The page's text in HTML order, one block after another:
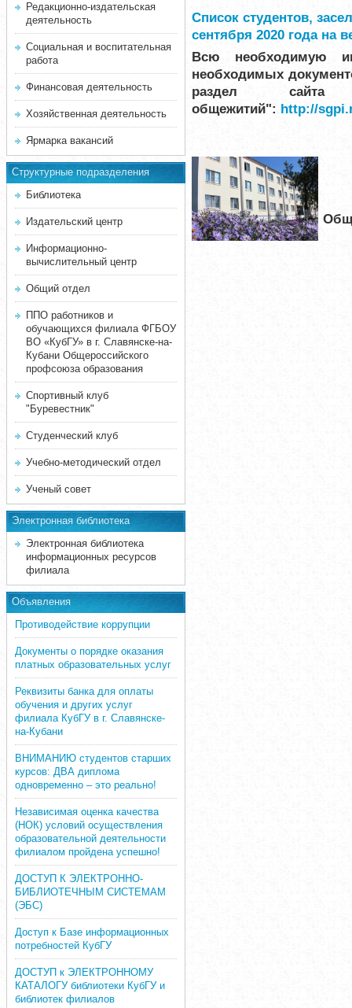
Редакционно-издательская
деятельность
Социальная и воспитательная
работа
Финансовая деятельность
Хозяйственная деятельность
Ярмарка вакансий
Структурные подразделения
Библиотека
Издательский центр
Информационно-
вычислительный центр
Общий отдел
ППО работников и
обучающихся филиала ФГБОУ
ВО «КубГУ» в г. Славянске-на-
Кубани Общероссийского
профсоюза образования
Спортивный клуб
"Буревестник"
Студенческий клуб
Учебно-методический отдел
Ученый совет
Электронная библиотека
Электронная библиотека
информационных ресурсов
филиала
Объявления
Противодействие коррупции
Документы о порядке оказания
платных образовательных услуг
Реквизиты банка для оплаты
обучения и других услуг
филиала КубГУ в г. Славянске-
на-Кубани
ВНИМАНИЮ студентов старших
курсов: ДВА диплома
одновременно – это реально!
Независимая оценка качества
(НОК) условий осуществления
образовательной деятельности
филиалом пройдена успешно!
ДОСТУП К ЭЛЕКТРОННО-
БИБЛИОТЕЧНЫМ СИСТЕМАМ
(ЭБС)
Доступ к Базе информационных
потребностей КубГУ
ДОСТУП к ЭЛЕКТРОННОМУ
КАТАЛОГУ библиотеки КубГУ и
библиотек филиалов
Список студентов,
сентября 2020 года на
Всю необходимую
необходимых
раздел сайта
общежитий": http://